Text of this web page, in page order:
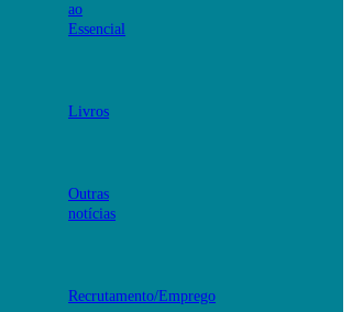
ao
Essencial
Livros
Outras
notícias
Recrutamento/Emprego